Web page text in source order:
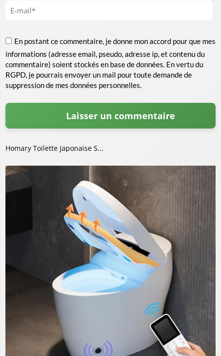
En postant ce commentaire, je donne mon accord pour que mes
informations (adresse email, pseudo, adresse ip, et contenu du
commentaire) soient stockés en base de données. En vertu du
RGPD, je pourrais envoyer un mail pour toute demande de
suppression de mes données personnelles.
Homary Toilette Japonaise S...